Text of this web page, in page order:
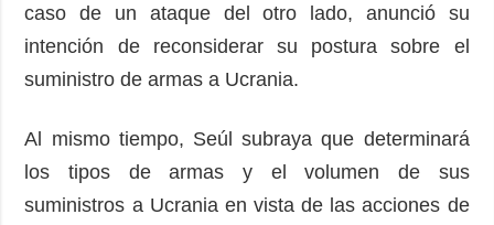
caso de un ataque del otro lado, anunció su
intención de reconsiderar su postura sobre el
suministro de armas a Ucrania.
Al mismo tiempo, Seúl subraya que determinará
los tipos de armas y el volumen de sus
suministros a Ucrania en vista de las acciones de